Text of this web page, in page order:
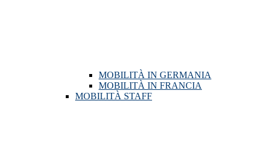
MOBILITÀ IN GERMANIA
MOBILITÀ IN FRANCIA
MOBILITÀ STAFF